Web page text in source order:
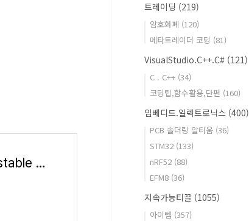
2.59US $ 4% OFF|Thed Breaker|adjustable Dc Circuit Breaker 12v-48v - Battery Protection & Isolation
트레이딩 (219)
암호화폐 (120)
메타트레이더 코딩 (81)
VisualStudio.C++.C# (121)
C . C++ (34)
코딩팁,함수활용,단편 (160)
임베디드.일렉트로닉스 (400)
PCB 솔더링 알티움 (36)
STM32 (133)
nRF52 (88)
EFM8 (36)
지속가능티끌 (1055)
아이템 (357)